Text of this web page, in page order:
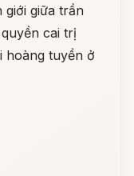
giới giữa trần
cai trị
hoàng tuyền ở